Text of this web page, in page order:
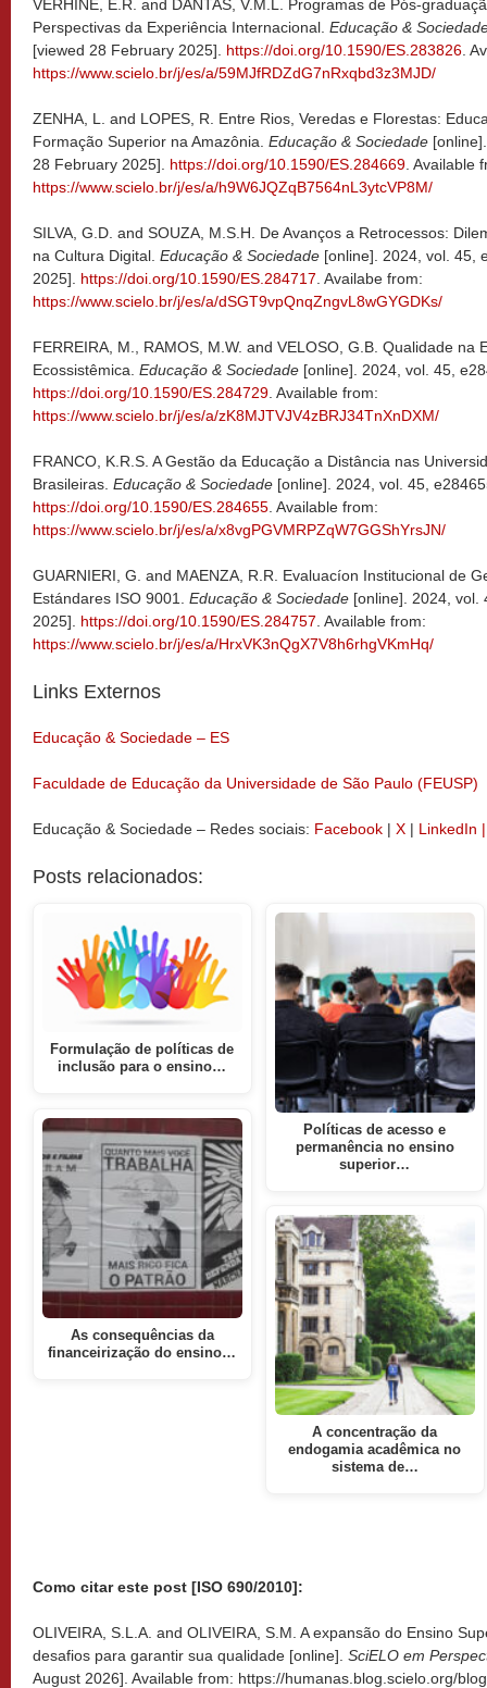
VERHINE, E.R. and DANTAS, V.M.L. Programas de Pós-
Perspectivas da Experiência Internacional. Educação &
[viewed 28 February 2025]. https://doi.org/10.1590/ES.283826 .
https://www.scielo.br/j/es/a/59MJfRDZdG7nRxqbd3z3MJD/
ZENHA, L. and LOPES, R. Entre Rios, Veredas e Florestas:
Formação Superior na Amazônia. Educação & Sociedade
28 February 2025]. https://doi.org/10.1590/ES.284669 . Available
https://www.scielo.br/j/es/a/h9W6JQZqB7564nL3ytcVP8M/
SILVA, G.D. and SOUZA, M.S.H. De Avanços a Retrocessos:
na Cultura Digital. Educação & Sociedade [online]. 2024, vol. 45,
2025]. https://doi.org/10.1590/ES.284717 . Availabe from:
https://www.scielo.br/j/es/a/dSGT9vpQnqZngvL8wGYGDKs/
FERREIRA, M., RAMOS, M.W. and VELOSO, G.B. Qualidade na
Ecossistêmica. Educação & Sociedade [online]. 2024, vol. 45,
https://doi.org/10.1590/ES.284729 . Available from:
https://www.scielo.br/j/es/a/zK8MJTVJV4zBRJ34TnXnDXM/
FRANCO, K.R.S. A Gestão da Educação a Distância nas
Brasileiras. Educação & Sociedade [online]. 2024, vol. 45,
https://doi.org/10.1590/ES.284655 . Available from:
https://www.scielo.br/j/es/a/x8vgPGVMRPZqW7GGShYrsJN/
GUARNIERI, G. and MAENZA, R.R. Evaluacíon Institucional de
Estándares ISO 9001. Educação & Sociedade [online]. 2024, vol.
2025]. https://doi.org/10.1590/ES.284757 . Available from:
https://www.scielo.br/j/es/a/HrxVK3nQgX7V8h6rhgVKmHq/
Links Externos
Educação & Sociedade – ES
Faculdade de Educação da Universidade de São Paulo (FEUSP)
Educação & Sociedade – Redes sociais: Facebook | X | LinkedIn
Posts relacionados:
Formulação de políticas de
inclusão para o ensino…
As consequências da
financeirização do ensino…
Políticas de acesso e
permanência no ensino
superior…
A concentração da
endogamia acadêmica no
sistema de…
Como citar este post [ISO 690/2010]:
OLIVEIRA, S.L.A. and OLIVEIRA, S.M. A expansão do Ensino
desafios para garantir sua qualidade [online]. SciELO em
August 2026]. Available from: https://humanas.blog.scielo.org/